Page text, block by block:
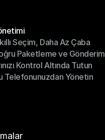
Seçim, Daha Az Çaba
Seçim, Daha Az Çaba
Paketleme ve Gönderim
Paketleme ve Gönderim
Kontrol Altında Tutun
Kontrol Altında Tutun
Telefonunuzdan Yönetin